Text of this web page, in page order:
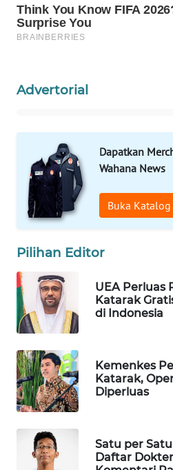
Advertorial
Dapatkan
Wahana News
Buka Katalog
Pilihan Editor
UEA Perluas
Katarak
di Indonesia
Kemenkes
Katarak,
Diperluas
Satu per
Daftar
WAHANA
NEWS
WAHANA
INFRASTRUKTUR
WAHANA
KONSUMEN
LISTRIK
WAHANA
TRAVEL
WAHANA
TV
WAHANANEWS
WAHANANEWS